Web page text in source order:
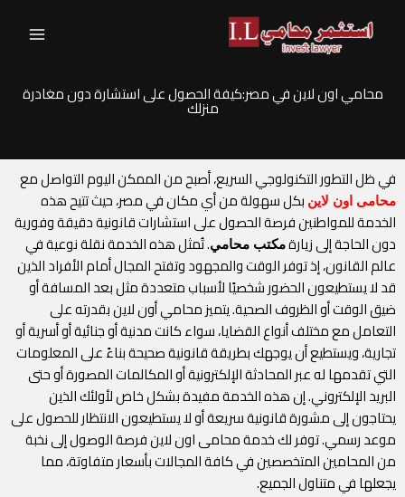
محامي اون لاين في مصر:كيفة الحصول على استشارة دون مغادرة
منزلك
في ظل التطور التكنولوجي السريع، أصبح من الممكن اليوم التواصل مع
محامى اون لاين بكل سهولة من أي مكان في مصر، حيث تتيح هذه
الخدمة للمواطنين فرصة الحصول على استشارات قانونية دقيقة وفورية
دون الحاجة إلى زيارةمكتب محامي. تُمثل هذه الخدمة نقلة نوعية في
عالم القانون، إذ توفر الوقت والمجهود وتفتح المجال أمام الأفراد الذين
قد لا يستطيعون الحضور شخصيًا لأسباب متعددة مثل بعد المسافة أو
ضيق الوقت أو الظروف الصحية. يتميز محامي أون لاين بقدرته على
التعامل مع مختلف أنواع القضايا، سواء كانت مدنية أو جنائية أو أسرية أو
تجارية، ويستطيع أن يوجهك بطريقة قانونية صحيحة بناءً على المعلومات
التي تقدمها له عبر المحادثة الإلكترونية أو المكالمات المصورة أو حتى
البريد الإلكتروني. إن هذه الخدمة مفيدة بشكل خاص لأولئك الذين
يحتاجون إلى مشورة قانونية سريعة أو لا يستطيعون الانتظار للحصول على
موعد رسمي. توفر لك خدمة محامى اون لاين فرصة الوصول إلى نخبة
من المحامين المتخصصين في كافة المجالات بأسعار متفاوتة، مما
يجعلها في متناول الجميع.